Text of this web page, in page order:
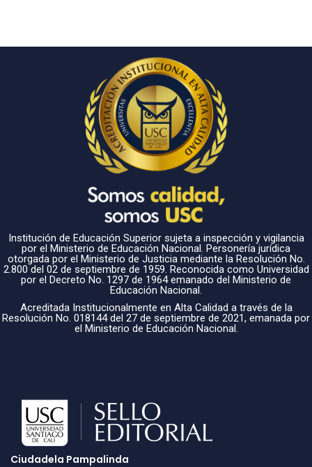
Institución de Educación Superior sujeta a inspección y vigilancia
por el Ministerio de Educación Nacional. Personería jurídica
otorgada por el Ministerio de Justicia mediante la Resolución No.
2.800 del 02 de septiembre de 1959. Reconocida como Universidad
por el Decreto No. 1297 de 1964 emanado del Ministerio de
Educación Nacional.
Acreditada Institucionalmente en Alta Calidad a través de la
Resolución No. 018144 del 27 de septiembre de 2021, emanada por
el Ministerio de Educación Nacional.
Ciudadela Pampalinda